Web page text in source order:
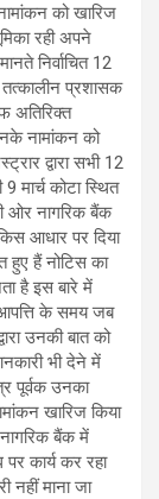
को खारिज
रही अपने
निर्वाचित 12
तत्कालीन प्रशासक
अतिरिक्त
नामांकन को
द्वारा सभी 12
मार्च कोटा स्थित
ओर नागरिक बैंक
आधार पर दिया
हुए हैं नोटिस का
है इस बारे में
आपत्ति के समय जब
उनकी बात को
भी देने में
पूर्वक उनका
खारिज किया
नागरिक बैंक में
कार्य कर रहा
नहीं माना जा